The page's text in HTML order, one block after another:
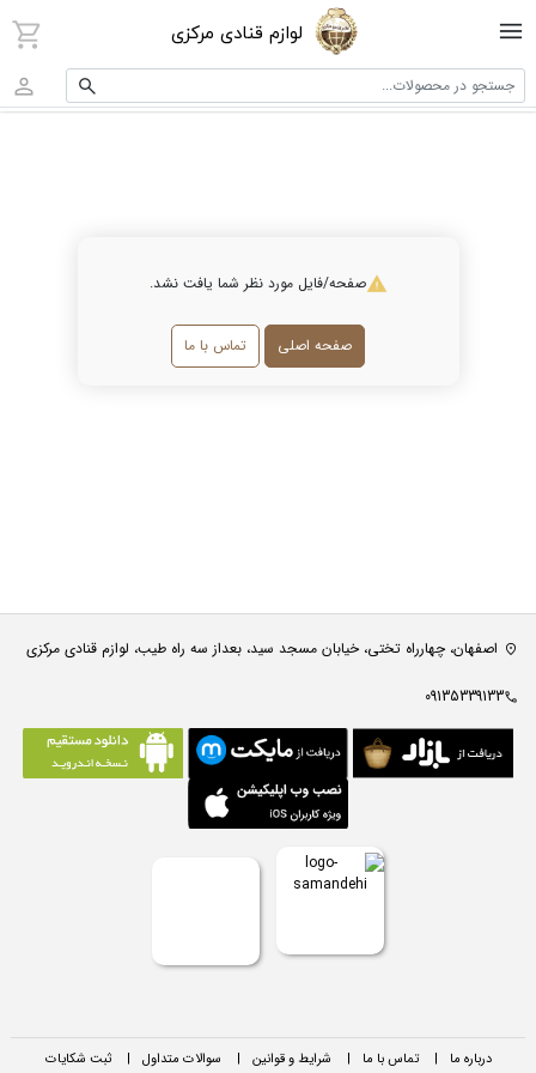
لوازم قنادی مرکزی
جستجو در محصولات...
صفحه/فایل مورد نظر شما یافت نشد.
صفحه اصلی تماس با ما
اصفهان، چهارراه تختی، خیابان مسجد سید، بعداز سه راه طیب، لوازم قنادی مرکزی
09135339133
درباره ما | تماس با ما | شرایط و قوانین | سوالات متداول | ثبت شکایات